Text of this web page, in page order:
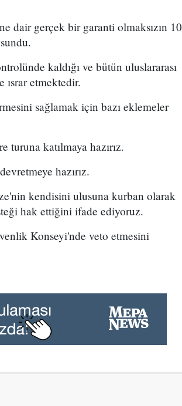
dair gerçek bir garanti olmaksızın 10
kaldığı ve bütün uluslararası
ısrar etmektedir.
sağlamak için bazı eklemeler
turuna katılmaya hazırız.
hazırız.
kendisini ulusuna kurban olarak
hak ettiğini ifade ediyoruz.
Konseyi'nde veto etmesini